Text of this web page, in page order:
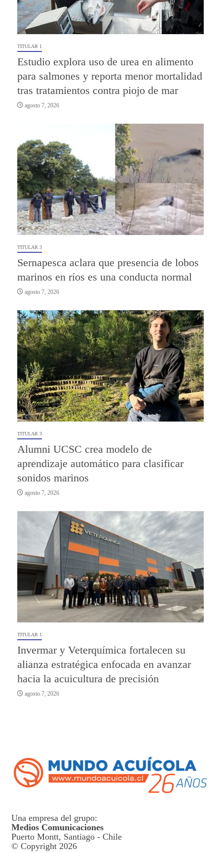
TITULAR 1
Estudio explora uso de urea en alimento
para salmones y reporta menor mortalidad
tras tratamientos contra piojo de mar
agosto 7, 2026
TITULAR 3
Sernapesca aclara que presencia de lobos
marinos en ríos es una conducta normal
agosto 7, 2026
TITULAR 3
Alumni UCSC crea modelo de
aprendizaje automático para clasificar
sonidos marinos
agosto 7, 2026
TITULAR 1
Invermar y Veterquímica fortalecen su
alianza estratégica enfocada en avanzar
hacia la acuicultura de precisión
agosto 7, 2026
Una empresa del grupo:
Medios Comunicaciones
Puerto Montt, Santiago - Chile
© Copyright 2026